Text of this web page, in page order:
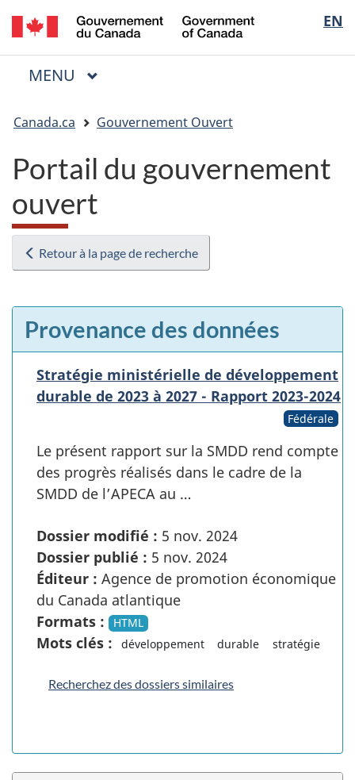
Passer
au
contenu
Passer
à
« Au
Passer
à
la
EN
of
Menu
MENU PRINCIPAL
êtes
ici
Canada.ca Gouvernement Ouvert
Portail du gouvernement
ouvert
Retour à la page de recherche
Provenance des données
Stratégie ministérielle de développement
durable de 2023 à 2027 - Rapport 2023-2024
Fédérale
Le présent rapport sur la SMDD rend compte
des progrès réalisés dans le cadre de la
SMDD de l’APECA au …
Dossier modifié : 5 nov. 2024
Dossier publié : 5 nov. 2024
Éditeur : Agence de promotion économique
du Canada atlantique
Formats :
HTML
Mots clés : développement durable stratégie
Recherchez des dossiers similaires